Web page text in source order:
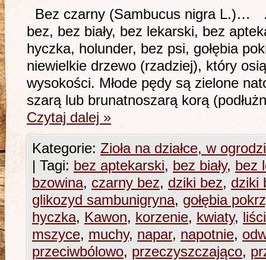
Bez czarny (Sambucus nigra L.)…
bez, bez biały, bez lekarski, bez
hyczka, holunder, bez psi, gołębia
niewielkie drzewo (rzadziej), który
wysokości. Młode pędy są zielone
szarą lub brunatnoszarą korą
Czytaj dalej »
Kategorie: Zioła na działce, w
| Tagi: bez aptekarski, bez biały, bez
bzowina, czarny bez, dziki bez, dziki
glikozyd sambunigryna, gołębia
hyczka, Kawon, korzenie, kwiaty,
mszyce, muchy, napar, napotnie,
przeciwbólowo, przeczyszczająco,